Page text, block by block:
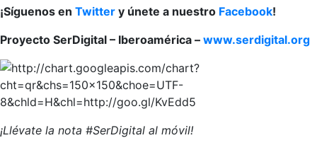
¡Síguenos en Twitter y únete a nuestro Facebook!
Proyecto SerDigital – Iberoamérica – www.serdigital.org
¡Llévate la nota #SerDigital al móvil!